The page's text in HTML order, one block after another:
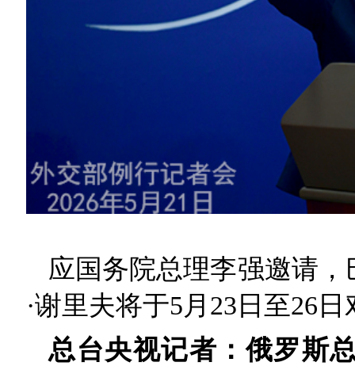
应国务院总理李强邀请
·谢里夫将于5月23日至26
总台央视记者：俄罗斯